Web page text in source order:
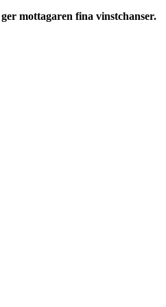
mottagaren fina vinstchanser.